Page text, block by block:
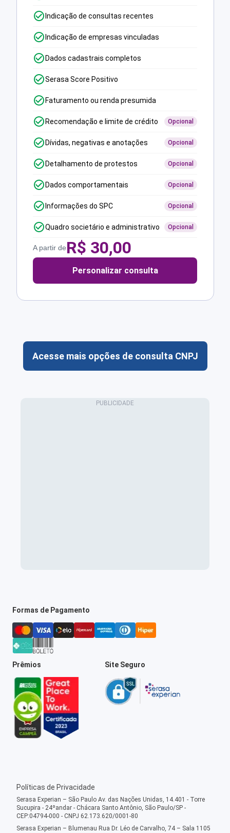
Indicação de consultas recentes
Indicação de empresas vinculadas
Dados cadastrais completos
Serasa Score Positivo
Faturamento ou renda presumida
Recomendação e limite de crédito Opcional
Dívidas, negativas e anotações Opcional
Detalhamento de protestos Opcional
Dados comportamentais Opcional
Informações do SPC Opcional
Quadro societário e administrativo Opcional
A partir deR$ 30,00
Personalizar consulta
Acesse mais opções de consulta CNPJ
Formas de Pagamento
Prêmios Site Seguro
Políticas de Privacidade
Serasa Experian – São Paulo Av. das Nações Unidas, 14.401 - Torre
Sucupira - 24ºandar - Chácara Santo Antônio, São Paulo/SP -
CEP:04794-000 - CNPJ 62.173.620/0001-80
Serasa Experian – Blumenau Rua Dr. Léo de Carvalho, 74 – Sala 1105